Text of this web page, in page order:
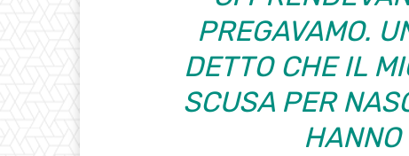
PREGAVAMO.
DETTO CHE IL
SCUSA PER
HANNO